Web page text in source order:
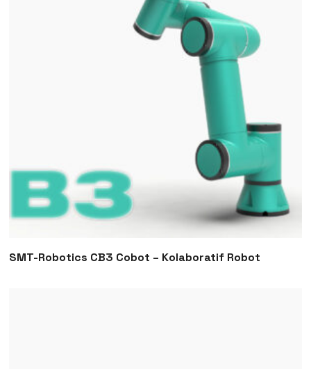
SMT-Robotics CB3 Cobot – Kolaboratif Robot